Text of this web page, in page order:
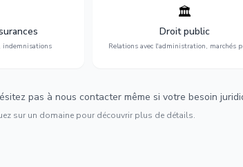
indemnisations
: contrats
indemnisations
🏛️
Droit public
Relations avec l'administration, marchés
Gestion de vos relations avec
l'administration : marchés
urbanisme et contentieux.
pas à nous contacter même si votre besoin
sur un domaine pour découvrir plus de détails.